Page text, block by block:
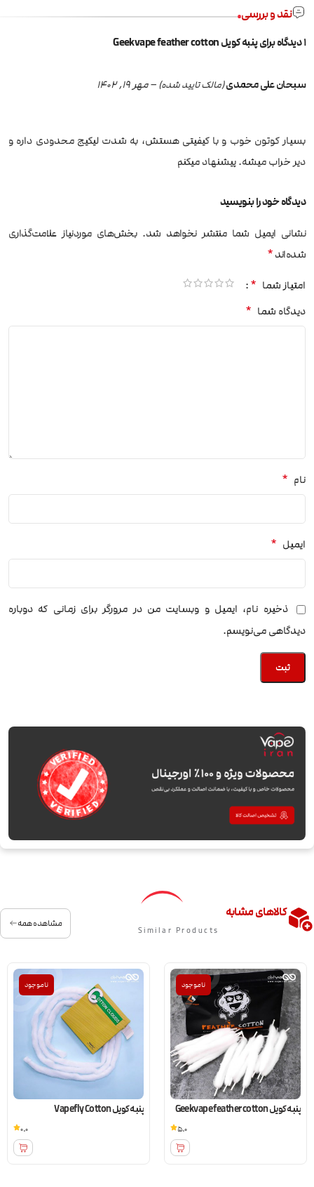
نقد و بررسی
1 دیدگاه برای پنبه کویل Geekvape feather cotton
سبحان علی محمدی(مالک تایید شده) – مهر 19, 1402
بسیار کوتون خوب و ‌با کیفیتی هستش، به شدت لیکیج محدودی داره و
دیر خراب میشه. پیشنهاد میکنم
دیدگاه خود را بنویسید
نشانی ایمیل شما منتشر نخواهد شد. بخش‌های موردنیاز علامت‌گذاری
شده‌اند*
امتیاز شما *
دیدگاه شما *
نام *
ایمیل *
ذخیره نام، ایمیل و وبسایت من در مرورگر برای زمانی که دوباره
دیدگاهی می‌نویسم.
کالاهای مشابه
Similar Products
مشاهده همه
ناموجود
پنبه کویل Geekvape feather cotton
5.0
ناموجود
پنبه کویل Vapefly Cotton
0.0